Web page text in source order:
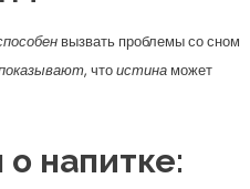
вызвать проблемы со сном
, чтоистинаможет
напитке: